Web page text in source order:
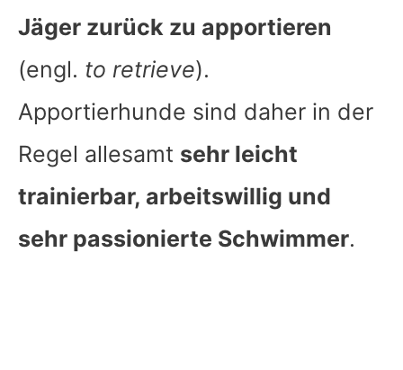
Jäger zurück zu apportieren
(engl. to retrieve).
Apportierhunde sind daher in der
Regel allesamt sehr leicht
trainierbar, arbeitswillig und
sehr passionierte Schwimmer.